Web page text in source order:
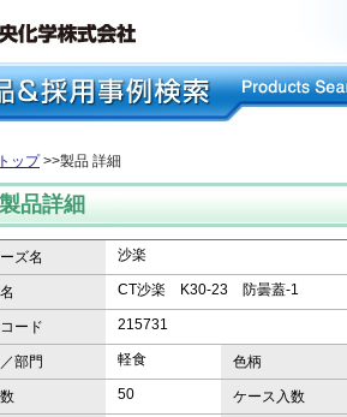
ップ>>製品 詳細
製品詳細
ズ名 沙楽
CT沙楽 K30-23 防曇蓋-1
ード 215731
部門 軽食 色柄
50 ケース入数